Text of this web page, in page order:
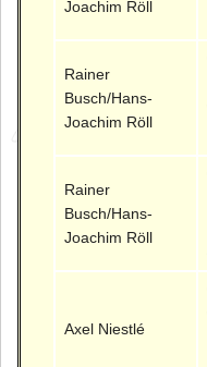
Joachim Röll
Rainer
Busch/Hans-
Joachim Röll
Rainer
Busch/Hans-
Joachim Röll
Axel Niestlé